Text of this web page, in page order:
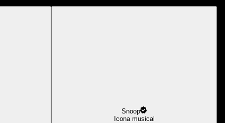
Snoop
Icona musical